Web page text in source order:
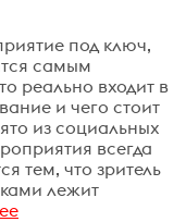
под ключ,
самым
реально входит в
и чего стоит
из социальных
всегда
тем, что зритель
лежит